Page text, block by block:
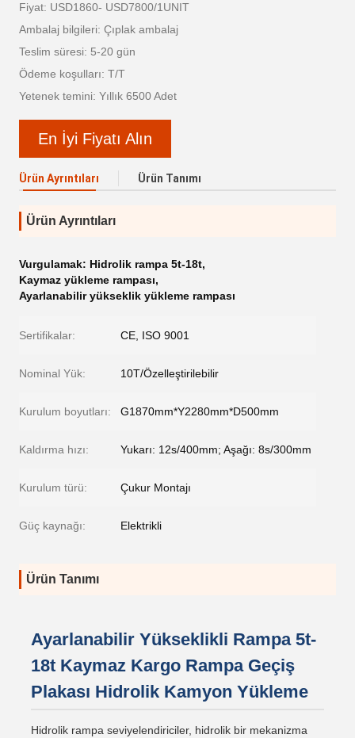
Fiyat: USD1860- USD7800/1UNIT
Ambalaj bilgileri: Çıplak ambalaj
Teslim süresi: 5-20 gün
Ödeme koşulları: T/T
Yetenek temini: Yıllık 6500 Adet
En İyi Fiyatı Alın
Ürün Ayrıntıları Ürün Tanımı
Ürün Ayrıntıları
Vurgulamak: Hidrolik rampa 5t-18t,
Kaymaz yükleme rampası,
Ayarlanabilir yükseklik yükleme rampası
Sertifikalar: CE, ISO 9001
Nominal Yük: 10T/Özelleştirilebilir
Kurulum boyutları: G1870mm*Y2280mm*D500mm
Kaldırma hızı: Yukarı: 12s/400mm; Aşağı: 8s/300mm
Kurulum türü: Çukur Montajı
Güç kaynağı: Elektrikli
Ürün Tanımı
Ayarlanabilir Yükseklikli Rampa 5t-
18t Kaymaz Kargo Rampa Geçiş
Plakası Hidrolik Kamyon Yükleme
Hidrolik rampa seviyelendiriciler, hidrolik bir mekanizma